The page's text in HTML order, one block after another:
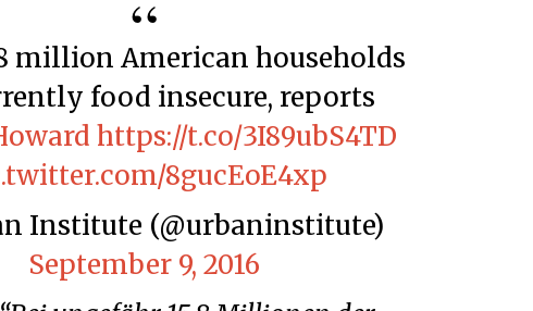
food insecure, reports
https://t.co/3I89ubS4TD
8gucEoE4xp
Institute (@urbaninstitute)
September 9, 2016